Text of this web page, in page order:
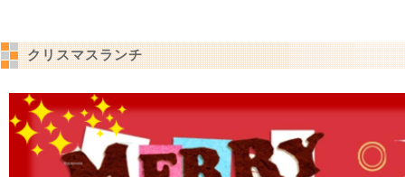
クリスマスランチ